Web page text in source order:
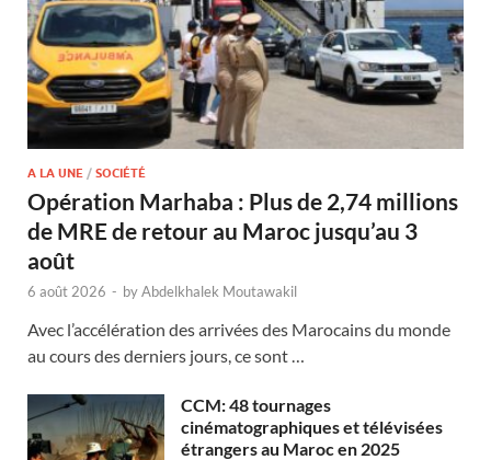
A LA UNE / SOCIÉTÉ
Opération Marhaba : Plus de 2,74 millions
de MRE de retour au Maroc jusqu’au 3
août
6 août 2026 - byAbdelkhalek Moutawakil
Avec l’accélération des arrivées des Marocains du monde
au cours des derniers jours, ce sont …
CCM: 48 tournages
cinématographiques et télévisées
étrangers au Maroc en 2025